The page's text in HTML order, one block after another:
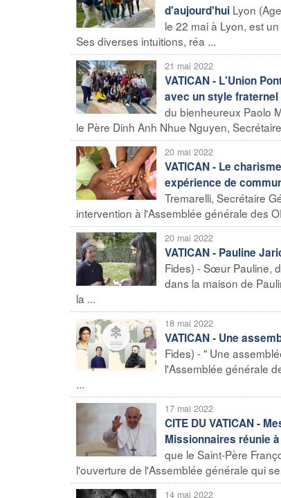
d'aujourd'hui Lyon
le 22 mai à Lyon, est
Ses diverses intuitions, réa ...
21 mai 2022
VATICAN - L'Union
avec un style
du bienheureux Paolo
le Père Dinh Anh Nhue Nguyen,
20 mai 2022
VATICAN - Le
expérience de
Tremarelli, Secrétaire
intervention à l'Assemblée générale des
20 mai 2022
VATICAN - Pauline
Fides) - Sœur Pauline,
dans la maison de
la ...
18 mai 2022
VATICAN - Une
Fides) - " Une
l'Assemblée générale
...
17 mai 2022
CITE DU VATICAN -
Missionnaires réunie
que le Saint-Père
l'ouverture de l'Assemblée générale qui
14 mai 2022